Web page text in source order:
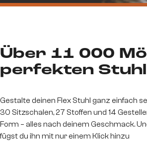
Über 11 000
perfekten Stuhl
Gestalte deinen Flex Stuhl ganz einfach
30 Sitzschalen, 27 Stoffen und 14
Form – alles nach deinem Geschmack.
fügst du ihn mit nur einem Klick hinzu